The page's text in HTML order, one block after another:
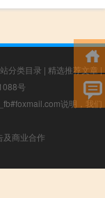
分类目录 | 精选推荐文章 |
号
说明，我们
及商业合作